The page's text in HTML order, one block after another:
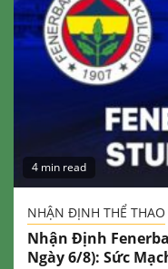
4 min read
NHẬN ĐỊNH THỂ THAO
Nhận Định
Ngày 6/8): Sức